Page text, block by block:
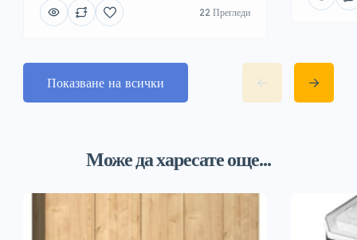
22 Прегледи
Показване на всички
Може да харесате още...